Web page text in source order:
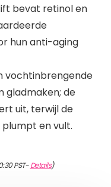
bevat retinol en
hun anti-aging
vochtinbrengende
gladmaken; de
uit, terwijl de
en vult.
PST-Details)